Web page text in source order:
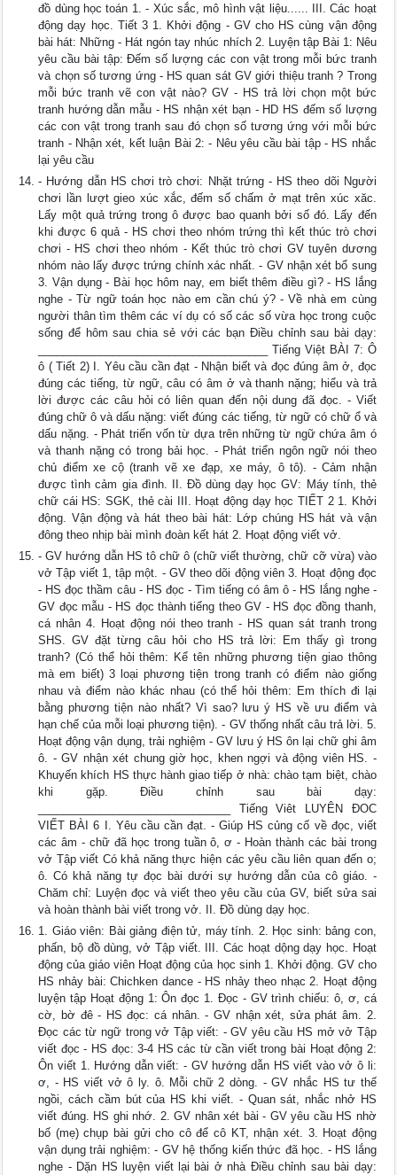
đồ dùng học toán 1. - Xúc sắc, mô hình vật liệu...... III. Các hoạt
động dạy học. Tiết 3 1. Khởi động - GV cho HS cùng vận động
bài hát: Những - Hát ngón tay nhúc nhích 2. Luyện tập Bài 1: Nêu
yêu cầu bài tập: Đếm số lượng các con vật trong mỗi bức tranh
và chọn số tương ứng - HS quan sát GV giới thiệu tranh ? Trong
mỗi bức tranh vẽ con vật nào? GV - HS trả lời chọn một bức
tranh hướng dẫn mẫu - HS nhận xét bạn - HD HS đếm số lượng
các con vật trong tranh sau đó chọn số tương ứng với mỗi bức
tranh - Nhận xét, kết luận Bài 2: - Nêu yêu cầu bài tập - HS nhắc
lại yêu cầu
- Hướng dẫn HS chơi trò chơi: Nhặt trứng - HS theo dõi Người
chơi lần lượt gieo xúc xắc, đếm số chấm ở mạt trên xúc xăc.
Lấy một quả trứng trong ô được bao quanh bởi số đó. Lấy đến
khi được 6 quả - HS chơi theo nhóm trứng thì kết thúc trò chơi
chơi - HS chơi theo nhóm - Kết thúc trò chơi GV tuyên dương
nhóm nào lấy được trứng chính xác nhất. - GV nhận xét bổ sung
3. Vận dụng - Bài học hôm nay, em biết thêm điều gì? - HS lắng
nghe - Từ ngữ toán học nào em cần chú ý? - Về nhà em cùng
người thân tìm thêm các ví dụ có số các số vừa học trong cuộc
sống để hôm sau chia sẻ với các bạn Điều chỉnh sau bài dạy:
_____________________________________ Tiếng Việt BÀI 7: Ô
ô ( Tiết 2) I. Yêu cầu cần đạt - Nhận biết và đọc đúng âm ở, đọc
đúng các tiếng, từ ngữ, câu có âm ở và thanh nặng; hiểu và trả
lời được các câu hỏi có liên quan đến nội dung đã đọc. - Viết
đúng chữ ô và dấu nặng: viết đúng các tiếng, từ ngữ có chữ ổ và
dấu nặng. - Phát triển vốn từ dựa trên những từ ngữ chứa âm ó
và thanh nặng có trong bải học. - Phát triển ngôn ngữ nói theo
chủ điểm xe cộ (tranh vẽ xe đạp, xe máy, ô tô). - Cảm nhận
được tình cảm gia đình. II. Đồ dùng dạy học GV: Máy tính, thẻ
chữ cái HS: SGK, thẻ cài III. Hoạt động dạy học TIẾT 2 1. Khởi
động. Vận động và hát theo bài hát: Lớp chúng HS hát và vận
đông theo nhịp bài mình đoàn kết hát 2. Hoạt động viết vở.
- GV hướng dẫn HS tô chữ ô (chữ viết thường, chữ cỡ vừa) vào
vở Tập viết 1, tập một. - GV theo dõi động viên 3. Hoạt động đọc
- HS đọc thầm câu - HS đọc - Tìm tiếng có âm ô - HS lắng nghe -
GV đọc mẫu - HS đọc thành tiếng theo GV - HS đọc đồng thanh,
cá nhân 4. Hoạt động nói theo tranh - HS quan sát tranh trong
SHS. GV đặt từng câu hỏi cho HS trả lời: Em thấy gì trong
tranh? (Có thể hỏi thêm: Kể tên những phương tiện giao thông
mà em biết) 3 loại phương tiện trong tranh có điểm nào giống
nhau và điểm nào khác nhau (có thể hỏi thêm: Em thích đi lại
bằng phương tiện nào nhất? Vì sao? lưu ý HS về ưu điểm và
hạn chế của mỗi loại phương tiện). - GV thống nhất câu trả lời. 5.
Hoạt động vận dụng, trải nghiệm - GV lưu ý HS ôn lại chữ ghi âm
ô. - GV nhận xét chung giờ học, khen ngợi và động viên HS. -
Khuyến khích HS thực hành giao tiếp ở nhà: chào tạm biệt, chào
khi gặp. Điều chỉnh sau bài dạy:
_______________________________ Tiếng Viêt LUYÊN ĐOC
VIẾT BÀI 6 I. Yêu cầu cần đạt. - Giúp HS củng cố về đọc, viết
các âm - chữ đã học trong tuần ô, ơ - Hoàn thành các bài trong
vở Tập viết Có khả năng thực hiện các yêu cầu liên quan đến o;
ô. Có khả năng tự đọc bài dưới sự hướng dẫn của cô giáo. -
Chăm chỉ: Luyện đọc và viết theo yêu cầu của GV, biết sửa sai
và hoàn thành bài viết trong vở. II. Đồ dùng dạy học.
1. Giáo viên: Bài giảng điện tử, máy tính. 2. Học sinh: bảng con,
phấn, bộ đồ dùng, vở Tập viết. III. Các hoạt dộng dạy học. Hoạt
động của giáo viên Hoạt động của học sinh 1. Khởi động. GV cho
HS nhảy bài: Chichken dance - HS nhảy theo nhạc 2. Hoạt động
luyện tập Hoạt động 1: Ôn đọc 1. Đọc - GV trình chiếu: ô, ơ, cá
cờ, bờ đê - HS đọc: cá nhân. - GV nhận xét, sửa phát âm. 2.
Đọc các từ ngữ trong vở Tập viết: - GV yêu cầu HS mở vở Tập
viết đọc - HS đọc: 3-4 HS các từ cần viết trong bài Hoạt động 2:
Ôn viết 1. Hướng dẫn viết: - GV hướng dẫn HS viết vào vở ô li:
ơ, - HS viết vở ô ly. ô. Mỗi chữ 2 dòng. - GV nhắc HS tư thế
ngồi, cách cầm bút của HS khi viết. - Quan sát, nhắc nhở HS
viết đúng. HS ghi nhớ. 2. GV nhân xét bài - GV yêu cầu HS nhờ
bố (mẹ) chụp bài gửi cho cô để cô KT, nhận xét. 3. Hoạt động
vận dụng trải nghiệm: - GV hệ thống kiến thức đã học. - HS lắng
nghe - Dặn HS luyện viết lại bài ở nhà Điều chỉnh sau bài dạy: